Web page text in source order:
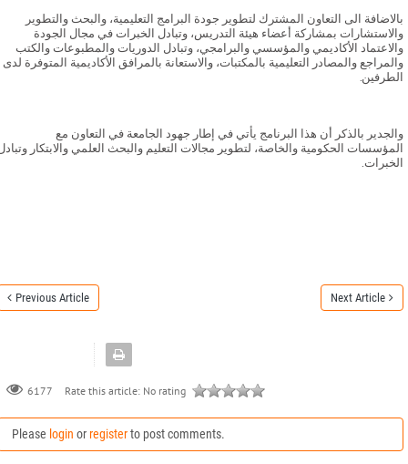
بالاضافة الى التعاون المشترك لتطوير جودة البرامج التعليمية، والبحث والتطوير
والاستشارات بمشاركة أعضاء هيئة التدريس، وتبادل الخبرات في مجال الجودة
والاعتماد الأكاديمي والمؤسسي والبرامجي، وتبادل الدوريات والمطبوعات والكتب
والمراجع والمصادر التعليمية بالمكتبات، والاستعانة بالمرافق الأكاديمية المتوفرة لدى
الطرفين.
‏والجدير بالذكر أن هذا البرنامج يأتي في إطار جهود الجامعة في التعاون مع
المؤسسات الحكومية والخاصة، لتطوير مجالات التعليم والبحث العلمي والابتكار
الخبرات.
Previous Article Next Article
6177 Rate this article: No rating
Please login orregisterto post comments.